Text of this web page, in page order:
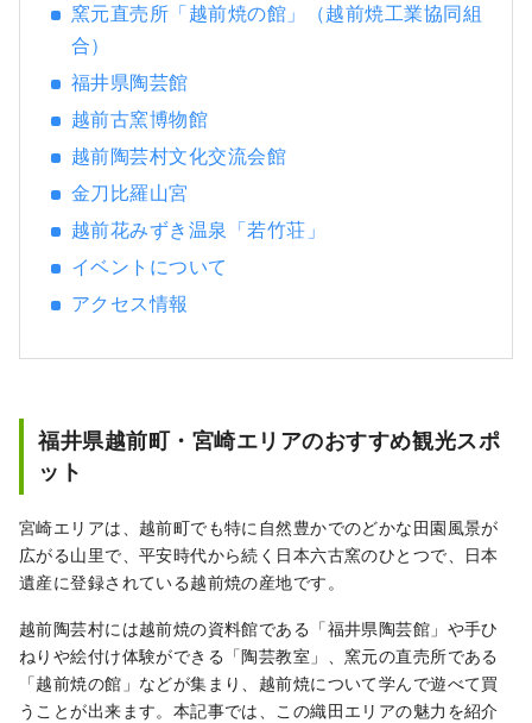
窯元直売所「越前焼の館」（越前焼工業協同組
合）
福井県陶芸館
越前古窯博物館
越前陶芸村文化交流会館
金刀比羅山宮
越前花みずき温泉「若竹荘」
イベントについて
アクセス情報
福井県越前町・宮崎エリアのおすすめ観光スポ
ット
宮崎エリアは、越前町でも特に自然豊かでのどかな田園風景が
広がる山里で、平安時代から続く日本六古窯のひとつで、日本
遺産に登録されている越前焼の産地です。
越前陶芸村には越前焼の資料館である「福井県陶芸館」や手ひ
ねりや絵付け体験ができる「陶芸教室」、窯元の直売所である
「越前焼の館」などが集まり、越前焼について学んで遊べて買
うことが出来ます。本記事では、この織田エリアの魅力を紹介